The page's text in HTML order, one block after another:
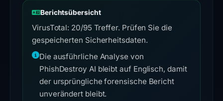
Berichtsübersicht
VirusTotal: 20/95 Treffer. Prüfen Sie die
gespeicherten Sicherheitsdaten.
Die ausführliche Analyse von
PhishDestroy AI bleibt auf Englisch, damit
der ursprüngliche forensische Bericht
unverändert bleibt.